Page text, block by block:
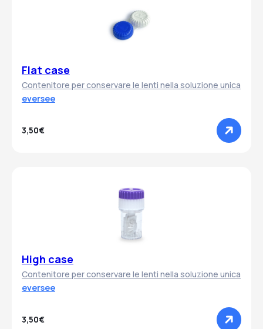
Flat case
Contenitore per conservare le lenti nella soluzione unica
eversee
3,50€
High case
Contenitore per conservare le lenti nella soluzione unica
eversee
3,50€